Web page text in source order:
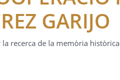
GARIJO
la recerca de la memòria històrica